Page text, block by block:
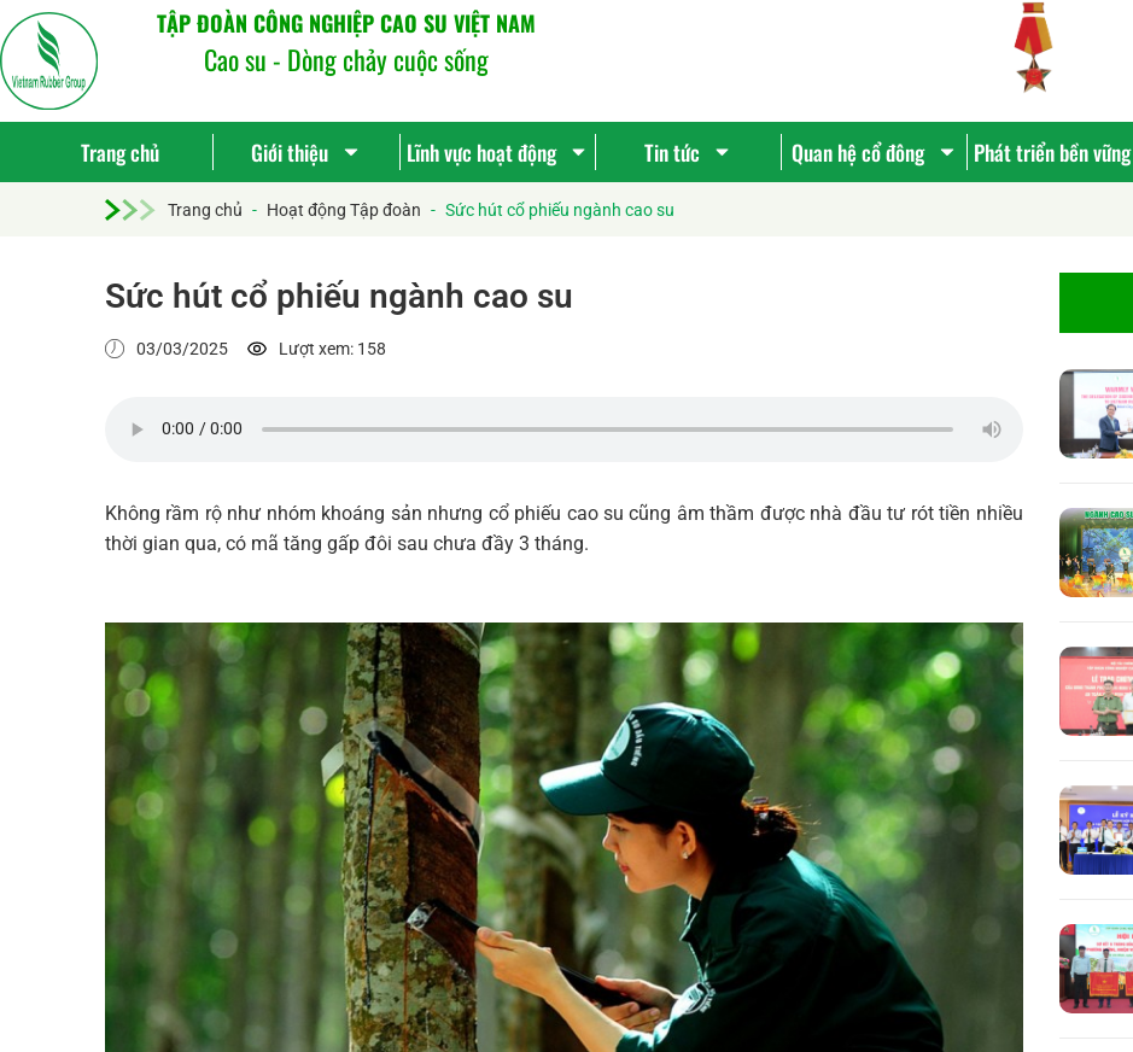
TẬP ĐOÀN CÔNG NGHIỆP CAO SU VIỆT NAM
Cao su - Dòng chảy cuộc sống
Trang chủ Giới thiệu Lĩnh vực hoạt động Tin tức Quan hệ cổ đông Phát triển bền vững
Trang chủ - Hoạt động Tập đoàn - Sức hút cổ phiếu ngành cao su
Sức hút cổ phiếu ngành cao su
03/03/2025 Lượt xem: 158
Không rầm rộ như nhóm khoáng sản nhưng cổ phiếu cao su cũng âm thầm được nhà đầu tư rót tiền nhiều
thời gian qua, có mã tăng gấp đôi sau chưa đầy 3 tháng.